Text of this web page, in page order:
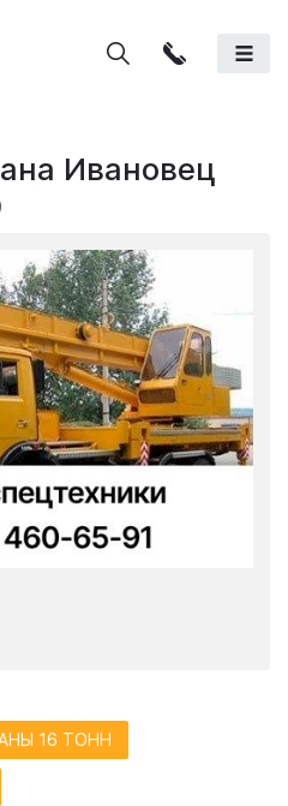
Ивановец
16 ТОНН